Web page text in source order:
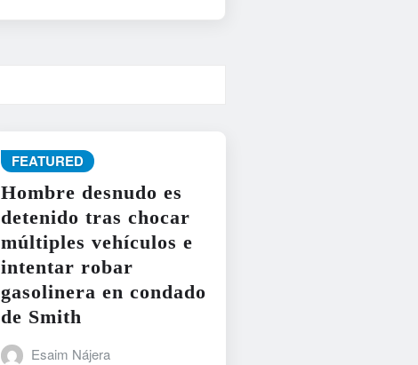
FEATURED
Hombre desnudo es
detenido tras chocar
múltiples vehículos e
intentar robar
gasolinera en condado
de Smith
Esaim Nájera